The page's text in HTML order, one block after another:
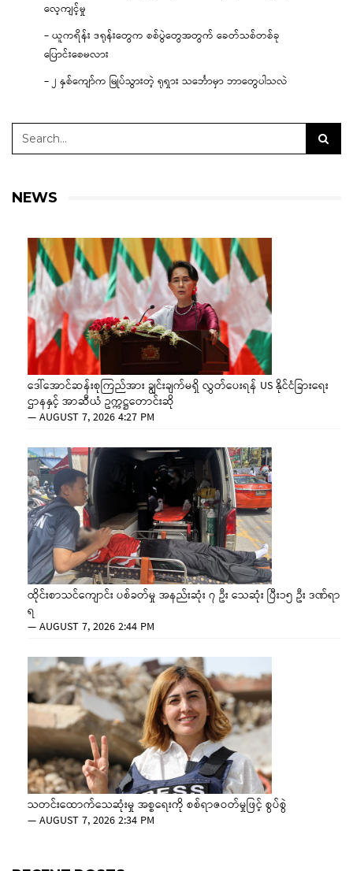
လေ့ကျင့်မှု
– ယူကရိန်း ဒရုန်းတွေက စစ်ပွဲတွေအတွက် ခေတ်သစ်တစ်ခု
ပြောင်းစေမလား
– ၂ နှစ်ကျော်က မြုပ်သွားတဲ့ ရုရှား သင်္ဘောမှာ ဘာတွေပါသလဲ
NEWS
ဒေါ်အောင်ဆန်းစုကြည်အား ချွင်းချက်မရှိ လွှတ်ပေးရန် US နိုင်ငံခြားရေး
ဌာနနှင့် အာဆီယံ ဥက္ကဋ္ဌတောင်းဆို
—AUGUST 7, 2026 4:27 PM
ထိုင်းစာသင်ကျောင်း ပစ်ခတ်မှု အနည်းဆုံး ၇ ဦး သေဆုံး ပြီး၁၅ ဦး ဒဏ်ရာ
ရ
—AUGUST 7, 2026 2:44 PM
သတင်းထောက်သေဆုံးမှု အစ္စရေးကို စစ်ရာဇဝတ်မှုဖြင့် စွပ်စွဲ
—AUGUST 7, 2026 2:34 PM